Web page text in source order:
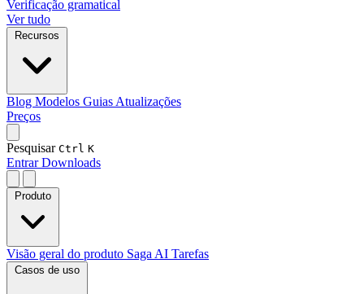
Verificação gramatical
Ver tudo
Blog Modelos Guias Atualizações
Preços
Pesquisar Ctrl K
EntrarDownloads
Visão geral do produto Saga AI Tarefas